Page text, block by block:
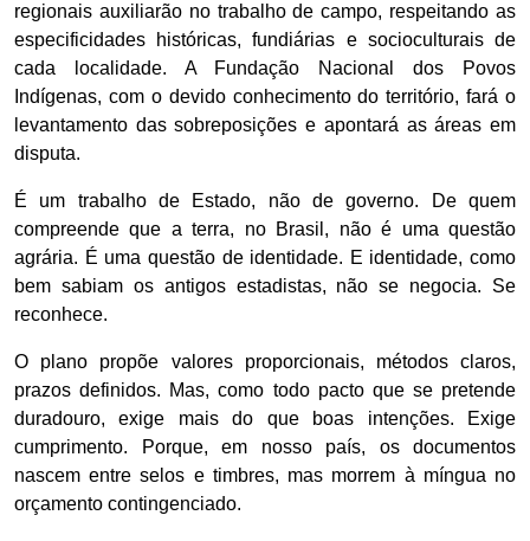
regionais auxiliarão no trabalho de campo, respeitando as
especificidades históricas, fundiárias e socioculturais de
cada localidade. A Fundação Nacional dos Povos
Indígenas, com o devido conhecimento do território, fará o
levantamento das sobreposições e apontará as áreas em
disputa.
É um trabalho de Estado, não de governo. De quem
compreende que a terra, no Brasil, não é uma questão
agrária. É uma questão de identidade. E identidade, como
bem sabiam os antigos estadistas, não se negocia. Se
reconhece.
O plano propõe valores proporcionais, métodos claros,
prazos definidos. Mas, como todo pacto que se pretende
duradouro, exige mais do que boas intenções. Exige
cumprimento. Porque, em nosso país, os documentos
nascem entre selos e timbres, mas morrem à míngua no
orçamento contingenciado.